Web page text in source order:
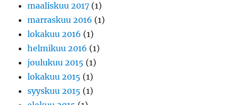
maaliskuu 2017 (1)
marraskuu 2016 (1)
lokakuu 2016 (1)
helmikuu 2016 (1)
joulukuu 2015 (1)
lokakuu 2015 (1)
syyskuu 2015 (1)